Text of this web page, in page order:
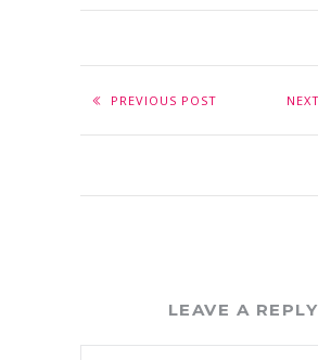
PREVIOUS POST
LEAVE A REPLY